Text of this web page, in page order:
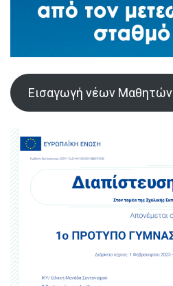
Εισαγωγή νέων Μαθητών